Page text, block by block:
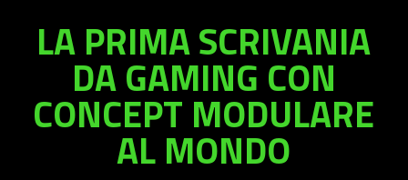
LA PRIMA SCRIVANIA
DA GAMING CON
CONCEPT MODULARE
AL MONDO